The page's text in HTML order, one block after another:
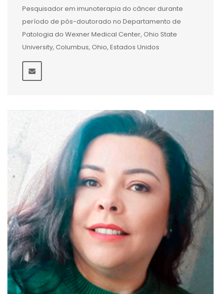
Pesquisador em imunoterapia do câncer durante
período de pós-doutorado no Departamento de
Patologia do Wexner Medical Center, Ohio State
University, Columbus, Ohio, Estados Unidos